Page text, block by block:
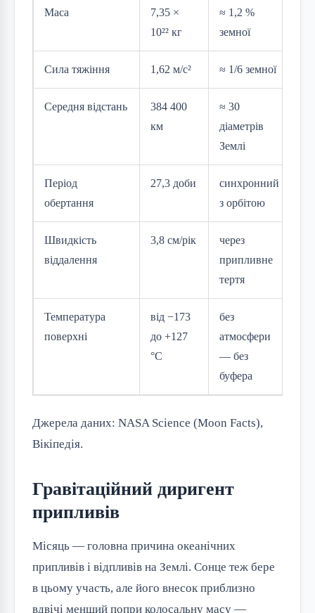
Маса
7,35 ×
10²² кг
≈ 1,2 %
земної
Сила тяжіння 1,62 м/с² ≈ 1/6 земної
Середня відстань
384 400
км
≈ 30
діаметрів
Землі
Період
обертання
27,3 доби
синхронний
з орбітою
Швидкість
віддалення
3,8 см/рік
через
припливне
тертя
Температура
поверхні
від −173
до +127
°C
без
атмосфери
— без
буфера
Джерела даних: NASA Science (Moon Facts),
Вікіпедія.
Гравітаційний диригент
припливів
Місяць — головна причина океанічних
припливів і відпливів на Землі. Сонце теж бере
в цьому участь, але його внесок приблизно
вдвічі менший попри колосальну масу —